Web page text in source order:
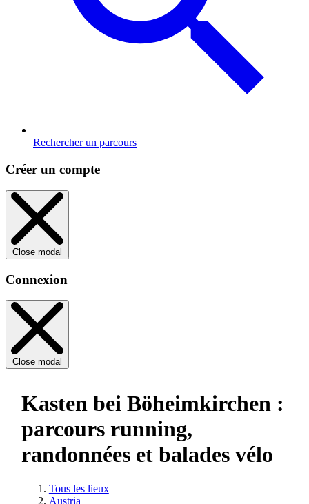
Rechercher un parcours
Créer un compte
Close modal
Connexion
Close modal
Kasten bei Böheimkirchen :
parcours running,
randonnées et balades vélo
Tous les lieux
Austria